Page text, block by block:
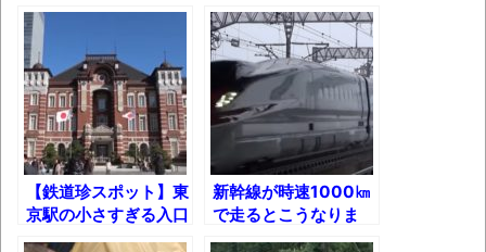
長野県のなめこのデカさが規格外だったｗ
ｗ
新装版「ご冗談でしょう、ファインマンさ
ん（上）（下）」発売
【画像】整形で2400万円超えの美女、水着
でグランクラス乗って
みたｗ【乗車5分で料
金8000円】
る貨物列車ｗ
【鉄道珍スポット】東
京駅の小さすぎる入口
新幹線が時速1000㎞
で走るとこうなりま
す……